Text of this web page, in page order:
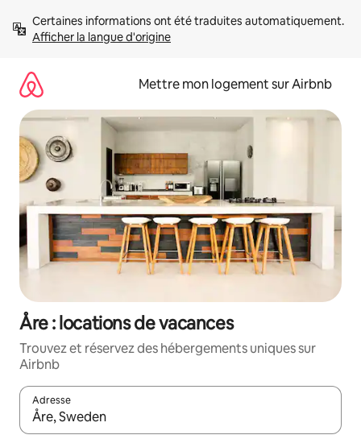
directement
Afficher la langue d'origine
Mettre mon logement sur Airbnb
Åre : locations de vacances
Trouvez et réservez des hébergements uniques sur
Airbnb
Adresse
Lorsque les résultats s'affichent, utilisez les flèches vers le